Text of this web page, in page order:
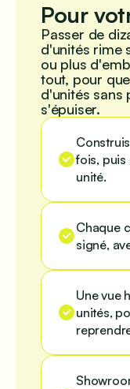
Pour
Passer de
d'unités rime
ou plus
tout, pour
d'unités sans
s'épuiser.
fois, puis
unité.
Chaque
signé,
Une vue
unités,